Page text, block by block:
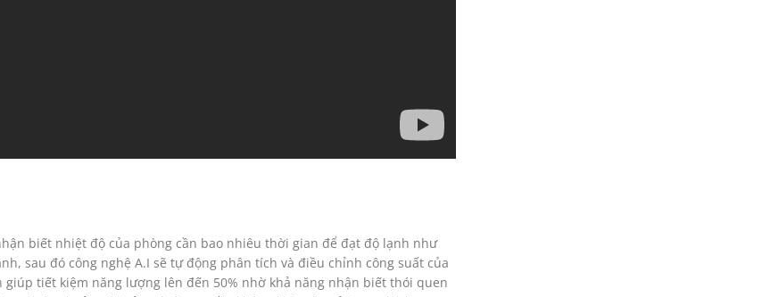
biết nhiệt độ của phòng cần bao nhiêu thời gian để đạt độ lạnh như
sau đó công nghệ A.I sẽ tự động phân tích và điều chỉnh công suất của
tiết kiệm năng lượng lên đến 50% nhờ khả năng nhận biết thói quen